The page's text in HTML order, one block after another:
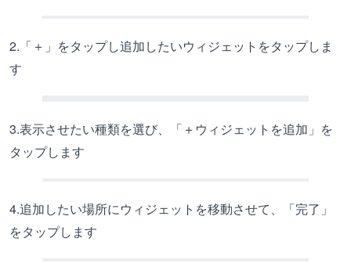
2.「＋」をタップし追加したいウィジェットをタップしま
す
3.表示させたい種類を選び、「＋ウィジェットを追加」を
タップします
4.追加したい場所にウィジェットを移動させて、「完了」
をタップします